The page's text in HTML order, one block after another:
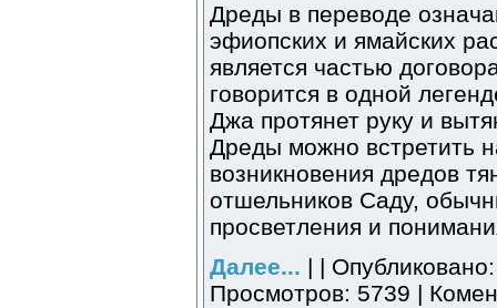
Дреды в переводе
эфиопских и ямайских
является частью
говорится в одной
Джа протянет руку и
Дреды можно встретить
возникновения дредов
отшельников Саду,
просветления и
Далее... | |
Просмотров: 5739 |